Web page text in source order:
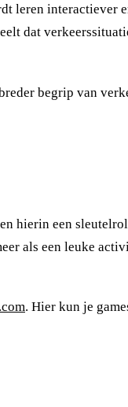
interactiever
dat
begrip van
hierin een
als een leuke
. Hier kun je